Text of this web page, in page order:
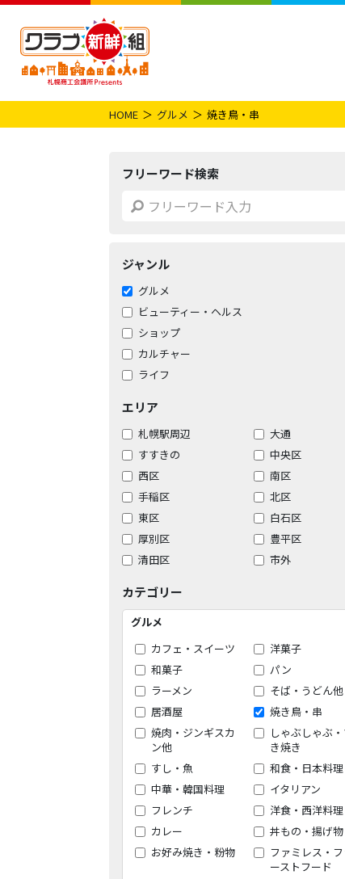
HOME グルメ 焼き鳥・串
フリーワード検索
ジャンル
グルメ
ビューティー・ヘルス
ショップ
カルチャー
ライフ
エリア
札幌駅周辺
大通
すすきの
中央区
西区
南区
手稲区
北区
東区
白石区
厚別区
豊平区
清田区
市外
カテゴリー
グルメ
カフェ・スイーツ
洋菓子
和菓子
パン
ラーメン
そば・うどん他
居酒屋
焼き鳥・串
焼肉・ジンギスカ
ン他
しゃぶしゃぶ
き焼き
すし・魚
和食・日本料理
中華・韓国料理
イタリアン
フレンチ
洋食・西洋料理
カレー
丼もの・揚げ物
お好み焼き・粉物
ファミレス・
ーストフード